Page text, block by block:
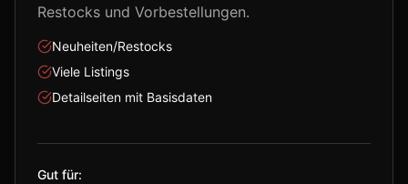
Restocks und Vorbestellungen.
Neuheiten/Restocks
Viele Listings
Detailseiten mit Basisdaten
Gut für: